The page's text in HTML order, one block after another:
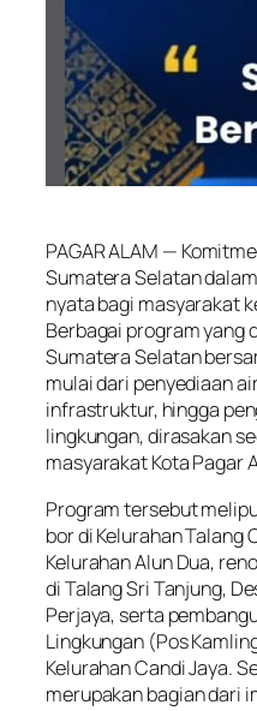
PAGAR ALAM —
Sumatera Selatan
nyata bagi masyarakat
Berbagai program yang
Sumatera Selatan
mulai dari penyediaan
infrastruktur, hingga
lingkungan, dirasakan
masyarakat Kota Pagar
Program tersebut
bor di Kelurahan Talang
Kelurahan Alun Dua,
di Talang Sri Tanjung,
Perjaya, serta
Lingkungan (Pos
Kelurahan Candi Jaya.
merupakan bagian dari